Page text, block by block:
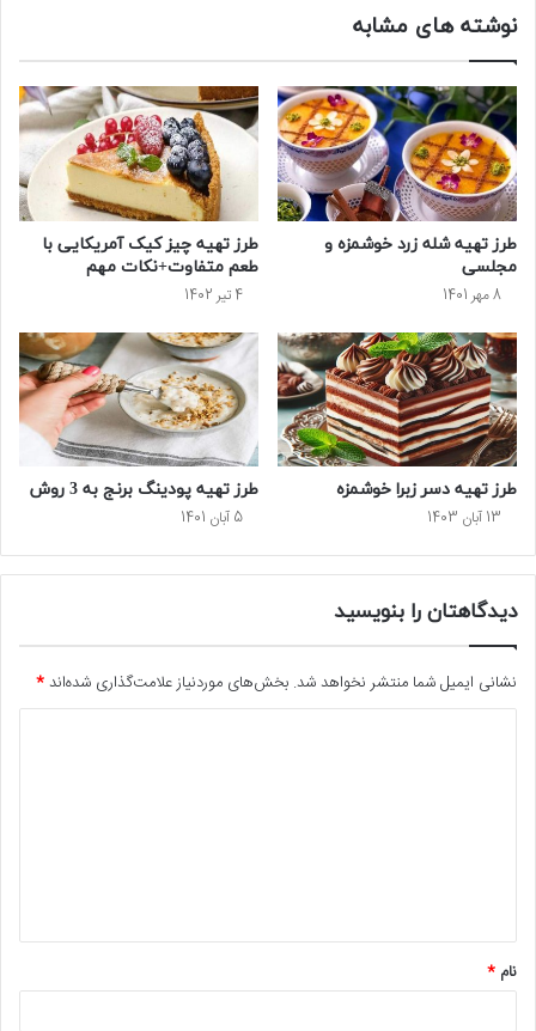
نوشته های مشابه
طرز تهیه شله زرد خوشمزه و
مجلسی
8 مهر 1401
طرز تهیه چیز کیک آمریکایی با
طعم متفاوت+نکات مهم
4 تیر 1402
طرز تهیه دسر زبرا خوشمزه
13 آبان 1403
طرز تهیه پودینگ برنج به 3 روش
5 آبان 1401
دیدگاهتان را بنویسید
نشانی ایمیل شما منتشر نخواهد شد. بخش‌های موردنیاز علامت‌گذاری شده‌اند*
*
نام *